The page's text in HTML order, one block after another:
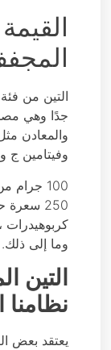
التين من
جدًا وهي
والمعادن
وفيتامين ج
100
وما إلى ذلك.
التين
نظامنا
يعتقد بعض